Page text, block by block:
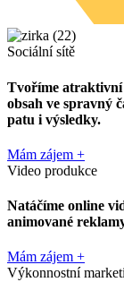
Sociální sítě
Tvoříme atraktivní
obsah ve spravný
patu i výsledky.
Mám zájem +
Video produkce
Natáčíme online
animované
Mám zájem +
Výkonnostní